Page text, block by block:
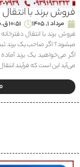
فروش برند با
مرداد 1, 1405
10:51 ق.ظ
فروش برند با انتقال
میشود؟ اگر صاحب یک برند
اگر می‌خواهید یک برند
می‌آید این است که فرآیند